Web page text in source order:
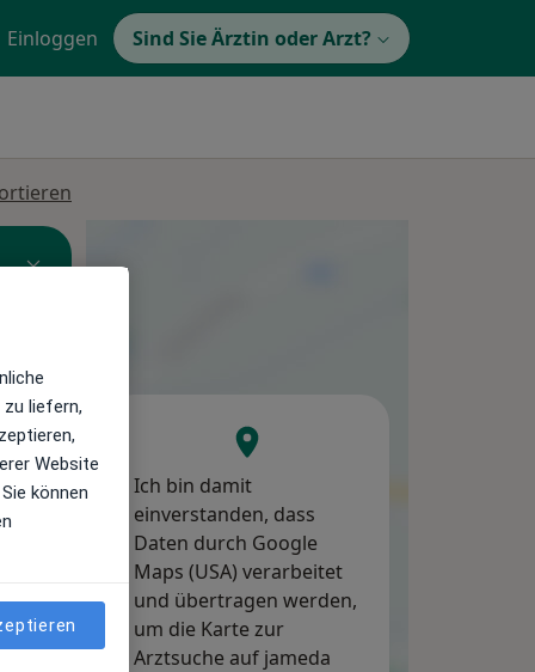
Einloggen Sind Sie Ärztin oder Arzt?
Di, Mi,
12 Aug 13 Aug
Ich bin damit
einverstanden, dass
Daten durch Google
Maps (USA) verarbeitet
und übertragen werden,
um die Karte zur
Arztsuche auf jameda
liefern,
Website
können